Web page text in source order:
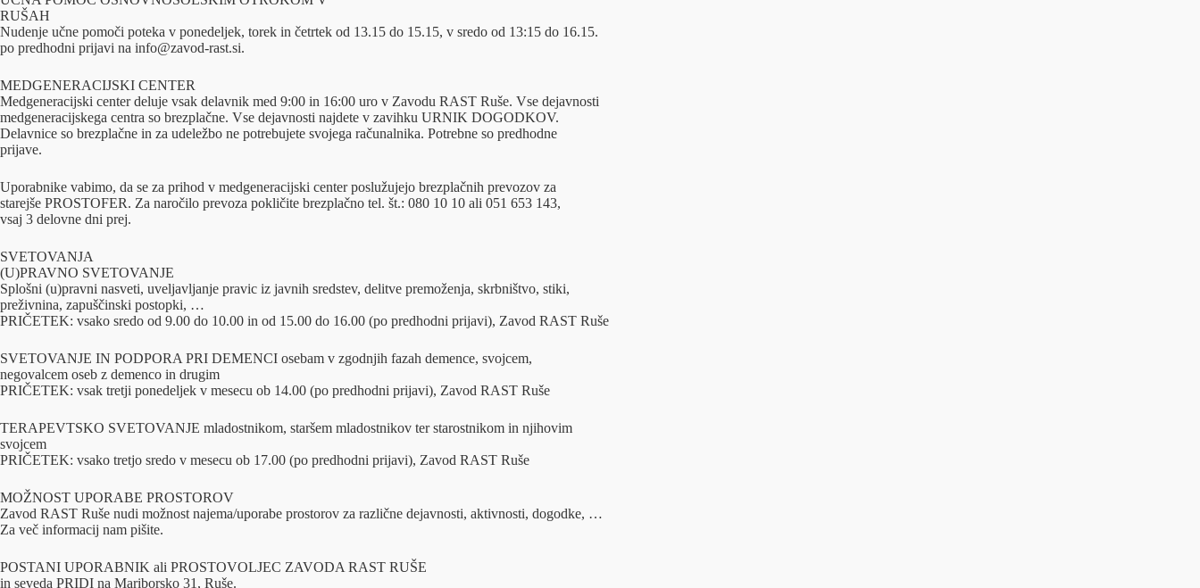
RUŠAH
Nudenje učne pomoči poteka v ponedeljek, torek in četrtek od 13.15 do 15.15, v sredo od 13:15 do 16.15.
po predhodni prijavi na info@zavod-rast.si.
MEDGENERACIJSKI CENTER
Medgeneracijski center deluje vsak delavnik med 9:00 in 16:00 uro v Zavodu RAST Ruše. Vse dejavnosti
medgeneracijskega centra so brezplačne. Vse dejavnosti najdete v zavihku URNIK DOGODKOV.
Delavnice so brezplačne in za udeležbo ne potrebujete svojega računalnika. Potrebne so predhodne
prijave.
Uporabnike vabimo, da se za prihod v medgeneracijski center poslužujejo brezplačnih prevozov za
starejše PROSTOFER. Za naročilo prevoza pokličite brezplačno tel. št.: 080 10 10 ali 051 653 143,
vsaj 3 delovne dni prej.
SVETOVANJA
(U)PRAVNO SVETOVANJE
Splošni (u)pravni nasveti, uveljavljanje pravic iz javnih sredstev, delitve premoženja, skrbništvo, stiki,
preživnina, zapuščinski postopki, …
PRIČETEK: vsako sredo od 9.00 do 10.00 in od 15.00 do 16.00 (po predhodni prijavi), Zavod RAST Ruše
SVETOVANJE IN PODPORA PRI DEMENCI osebam v zgodnjih fazah demence, svojcem,
negovalcem oseb z demenco in drugim
PRIČETEK: vsak tretji ponedeljek v mesecu ob 14.00 (po predhodni prijavi), Zavod RAST Ruše
TERAPEVTSKO SVETOVANJE mladostnikom, staršem mladostnikov ter starostnikom in njihovim
svojcem
PRIČETEK: vsako tretjo sredo v mesecu ob 17.00 (po predhodni prijavi), Zavod RAST Ruše
MOŽNOST UPORABE PROSTOROV
Zavod RAST Ruše nudi možnost najema/uporabe prostorov za različne dejavnosti, aktivnosti, dogodke, …
Za več informacij nam pišite.
POSTANI UPORABNIK ali PROSTOVOLJEC ZAVODA RAST RUŠE
in seveda PRIDI na Mariborsko 31, Ruše.